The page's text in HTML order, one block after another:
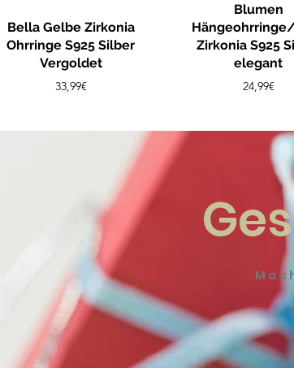
Bella Gelbe Zirkonia
Ohrringe S925 Silber
Vergoldet
33,99€Preis
Blumen
Zirkonia S925
elegant
24,99€Preis